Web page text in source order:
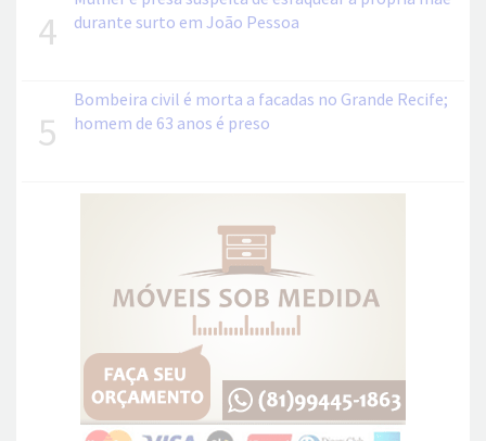
4
durante surto em João Pessoa
5
Bombeira civil é morta a facadas no Grande Recife;
homem de 63 anos é preso